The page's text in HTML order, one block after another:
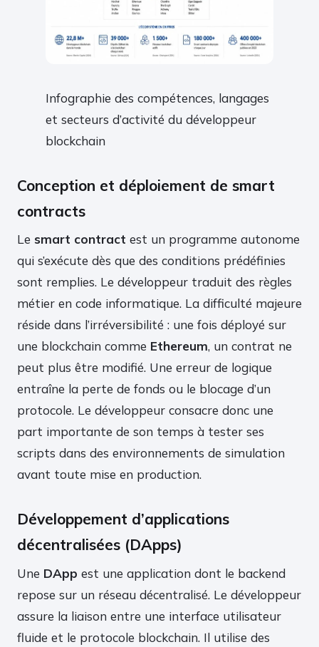
Infographie des compétences, langages
et secteurs d’activité du développeur
blockchain
Conception et déploiement de smart
contracts
Le smart contract est un programme autonome
qui s’exécute dès que des conditions prédéfinies
sont remplies. Le développeur traduit des règles
métier en code informatique. La difficulté majeure
réside dans l’irréversibilité : une fois déployé sur
une blockchain comme Ethereum, un contrat ne
peut plus être modifié. Une erreur de logique
entraîne la perte de fonds ou le blocage d’un
protocole. Le développeur consacre donc une
part importante de son temps à tester ses
scripts dans des environnements de simulation
avant toute mise en production.
Développement d’applications
décentralisées (DApps)
Une DApp est une application dont le backend
repose sur un réseau décentralisé. Le développeur
assure la liaison entre une interface utilisateur
fluide et le protocole blockchain. Il utilise des